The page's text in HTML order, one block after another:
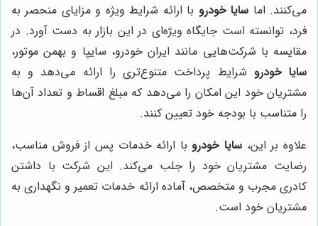
می‌کنند. اما سایا خودرو با ارائه شرایط ویژه و مزایای منحصر به
فرد، توانسته است جایگاه ویژه‌ای در این بازار به دست آورد. در
مقایسه با شرکت‌هایی مانند ایران خودرو، سایپا و بهمن موتور،
سایا خودرو شرایط پرداخت متنوع‌تری را ارائه می‌دهد و به
مشتریان خود این امکان را می‌دهد که مبلغ اقساط و تعداد آن‌ها
را متناسب با بودجه خود تعیین کنند.
علاوه بر این، سایا خودروبا ارائه خدمات پس از فروش مناسب،
رضایت مشتریان خود را جلب می‌کند. این شرکت با داشتن
کادری مجرب و متخصص، آماده ارائه خدمات تعمیر و نگهداری به
مشتریان خود است.